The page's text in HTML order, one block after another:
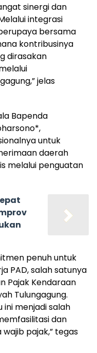
sinergi dan
integrasi
bersama
kontribusinya
dirasakan
jelas
Bapenda
untuk
daerah
melalui penguatan
penuh untuk
PAD, salah satunya
Pajak Kendaraan
Tulungagung.
menjadi salah
dan
pajak,” tegas